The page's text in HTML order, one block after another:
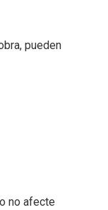
pueden
no afecte